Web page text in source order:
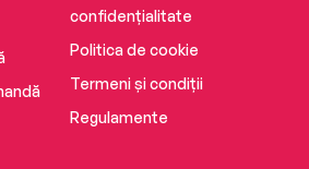
confidențialitate
Politica de cookie
Termeni și condiții
Regulamente